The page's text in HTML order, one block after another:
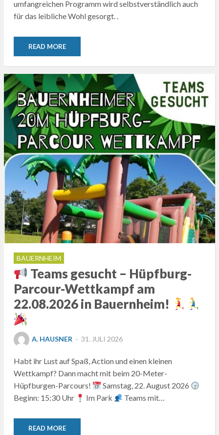
umfangreichen Programm wird selbstverständlich auch
für das leibliche Wohl gesorgt. .
READ MORE
BAUERNHEIM
Teams gesucht – Hüpfburg-
Parcour-Wettkampf am
22.08.2026 in Bauernheim!
A. HAUSNER
POSTED
31. JULI 2026
Habt ihr Lust auf Spaß, Action und einen kleinen
Wettkampf? Dann macht mit beim 20-Meter-
Hüpfburgen-Parcours!
Samstag, 22. August 2026
Beginn: 15:30 Uhr
Im Park Teams mit…
READ MORE